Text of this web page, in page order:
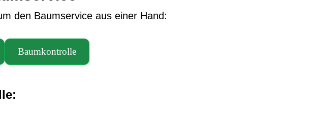
den Baumservice aus einer Hand:
Baumkontrolle